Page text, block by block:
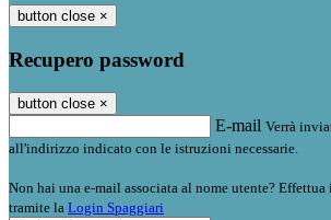
button close ×
Recupero password
button close ×
E-mail Verrà
all'indirizzo indicato con le istruzioni necessarie.
Non hai una e-mail associata al nome utente? Effettua
tramite la Login Spaggiari